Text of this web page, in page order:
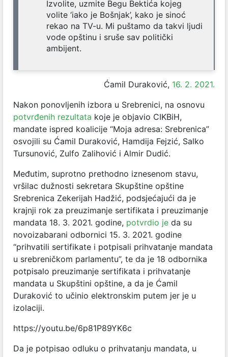
Izvolite, uzmite Begu Bektića kojeg
volite ‘iako je Bošnjak’, kako je sinoć
rekao na TV-u. Mi puštamo da takvi ljudi
vode opštinu i sruše sav politički
ambijent.
Ćamil Duraković, 16. 2. 2021.
Nakon ponovljenih izbora u Srebrenici, na osnovu
potvrđenih rezultata koje je objavio CIKBiH,
mandate ispred koalicije “Moja adresa: Srebrenica”
osvojili su Ćamil Duraković, Hamdija Fejzić, Salko
Tursunović, Zulfo Zalihović i Almir Dudić.
Međutim, suprotno prethodno iznesenom stavu,
vršilac dužnosti sekretara Skupštine opštine
Srebrenica Zekerijah Hadžić, podsjećajući da je
krajnji rok za preuzimanje sertifikata i preuzimanje
mandata 18. 3. 2021. godine, potvrdio je da su
novoizabarani odbornici 15. 3. 2021. godine
“prihvatili sertifikate i potpisali prihvatanje mandata
u srebreničkom parlamentu”, te da je 18 odbornika
potpisalo preuzimanje sertifikata i prihvatanje
mandata u Skupštini opštine, a da je Ćamil
Duraković to učinio elektronskim putem jer je u
izolaciji.
https://youtu.be/6p81P89YK6c
Da je potpisao odluku o prihvatanju mandata, u